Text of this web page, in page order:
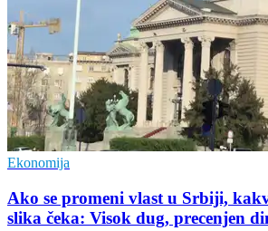
Ekonomija
Ako se promeni vlast u Srbiji,
slika čeka: Visok dug, precenjen